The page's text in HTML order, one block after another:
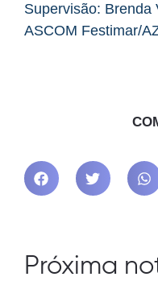
Supervisão: Brenda
ASCOM Festimar/
Próxima